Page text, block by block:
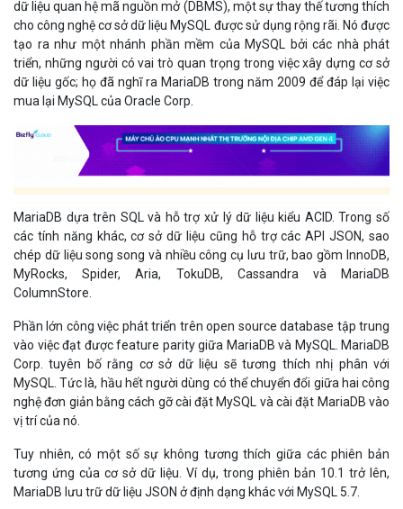
dữ liệu quan hệ mã nguồn mở (DBMS), một sự thay thế tương thích
cho công nghệ cơ sở dữ liệu MySQL được sử dụng rộng rãi. Nó được
tạo ra như một nhánh phần mềm của MySQL bởi các nhà phát
triển, những người có vai trò quan trọng trong việc xây dựng cơ sở
dữ liệu gốc; họ đã nghĩ ra MariaDB trong năm 2009 để đáp lại việc
mua lại MySQL của Oracle Corp.
MariaDB dựa trên SQL và hỗ trợ xử lý dữ liệu kiểu ACID. Trong số
các tính năng khác, cơ sở dữ liệu cũng hỗ trợ các API JSON, sao
chép dữ liệu song song và nhiều công cụ lưu trữ, bao gồm InnoDB,
MyRocks, Spider, Aria, TokuDB, Cassandra và MariaDB
ColumnStore.
Phần lớn công việc phát triển trên open source database tập trung
vào việc đạt được feature parity giữa MariaDB và MySQL. MariaDB
Corp. tuyên bố rằng cơ sở dữ liệu sẽ tương thích nhị phân với
MySQL. Tức là, hầu hết người dùng có thể chuyển đổi giữa hai công
nghệ đơn giản bằng cách gỡ cài đặt MySQL và cài đặt MariaDB vào
vị trí của nó.
Tuy nhiên, có một số sự không tương thích giữa các phiên bản
tương ứng của cơ sở dữ liệu. Ví dụ, trong phiên bản 10.1 trở lên,
MariaDB lưu trữ dữ liệu JSON ở định dạng khác với MySQL 5.7.